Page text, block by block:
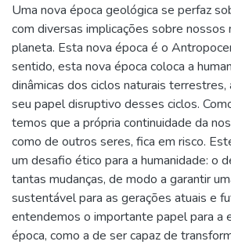
Uma nova época geológica se perfaz
com diversas implicações sobre nossos
planeta. Esta nova época é o
sentido, esta nova época coloca a
dinâmicas dos ciclos naturais terrestres,
seu papel disruptivo desses ciclos.
temos que a própria continuidade da
como de outros seres, fica em risco.
um desafio ético para a humanidade: o
tantas mudanças, de modo a garantir
sustentável para as gerações atuais e
entendemos o importante papel para a
época, como a de ser capaz de